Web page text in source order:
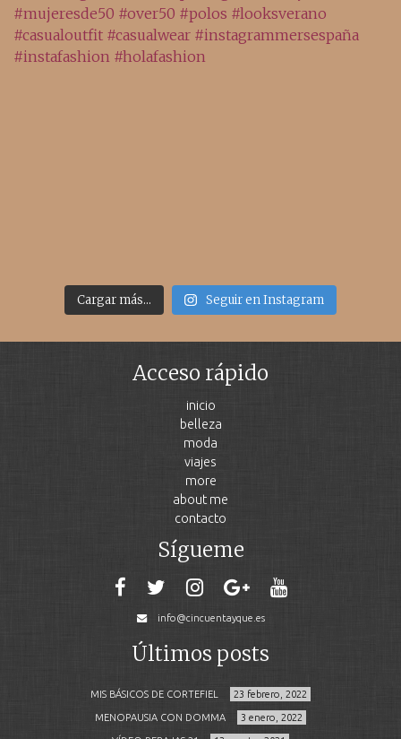
Cargar más... Seguir en Instagram
Acceso rápido
inicio
belleza
moda
viajes
more
about me
contacto
Sígueme
info@cincuentayque.es
Últimos posts
MIS BÁSICOS DE CORTEFIEL 23 febrero, 2022
MENOPAUSIA CON DOMMA 3 enero, 2022